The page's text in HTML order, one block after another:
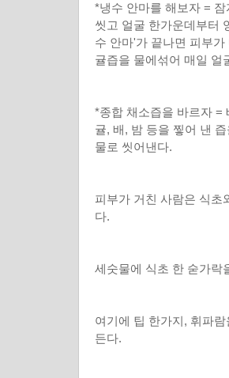
*냉수 안마를 해보자 =
씻고 얼굴 한가운데부터
수 안마'가 끝나면 피부
귤즙을 물에섞어 매일 얼
*종합 채소즙을 바르자 =
귤, 배, 밤 등을 찧어 낸
물로 씻어낸다.
피부가 거친 사람은 식초
다.
세숫물에 식초 한 숟가락
여기에 팁 한가지, 휘파
든다.